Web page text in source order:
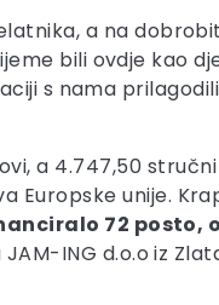
a na dobrobit
bili ovdje kao
s nama prilagodili
a 4.747,50
Europske unije.
72 posto,
ING d.o.o iz